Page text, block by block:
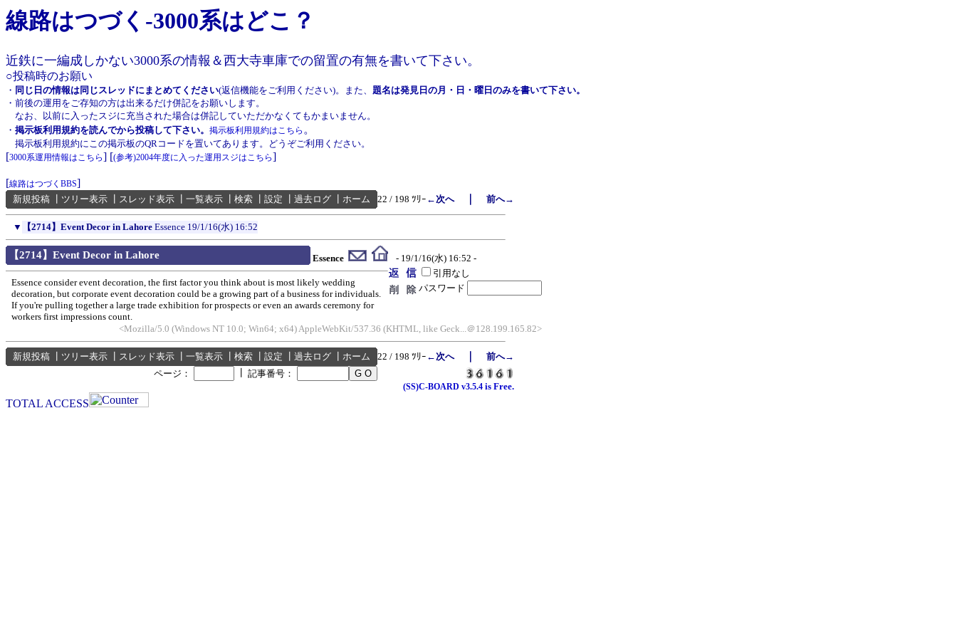
線路はつづく-3000系はどこ？
近鉄に一編成しかない3000系の情報＆西大寺車庫での留置の有無を書いて下さい。
○投稿時のお願い
・ 同じ日の情報は同じスレッドにまとめてください(返信機能をご利用ください)。また、 題名は発見日の月・日・曜日のみを書いて下さい。
・前後の運用をご存知の方は出来るだけ併記をお願いします。
なお、以前に入ったスジに充当された場合は併記していただかなくてもかまいません。
・ 掲示板利用規約を読んでから投稿して下さい。 掲示板利用規約はこちら 。
掲示板利用規約にこの掲示板のQRコードを置いてあります。どうぞご利用ください。
[3000系運用情報はこちら] [(参考)2004年度に入った運用スジはこちら]
[線路はつづくBBS]
新規投稿 ツリー表示 スレッド表示 一覧表示 検索 設定 過去ログ ホーム 22 / 198 ﾂﾘｰ ←次へ｜ 前へ→
▼ 【2714】Event Decor in Lahore Essence 19/1/16(水) 16:52
【2714】Event Decor in Lahore Essence
- 19/1/16(水) 16:52 -
引用なし
パスワード
Essence consider event decoration, the first factor you think about is most likely wedding
decoration, but corporate event decoration could be a growing part of a business for individuals.
If you're pulling together a large trade exhibition for prospects or even an awards ceremony for
workers first impressions count.
<Mozilla/5.0 (Windows NT 10.0; Win64; x64) AppleWebKit/537.36 (KHTML, like Geck...＠128.199.165.82>
新規投稿 ツリー表示 スレッド表示 一覧表示 検索 設定 過去ログ ホーム 22 / 198 ﾂﾘｰ ←次へ｜ 前へ→
ページ：
記事番号：
(SS)C-BOARD v3.5.4 is Free.
TOTAL ACCESS